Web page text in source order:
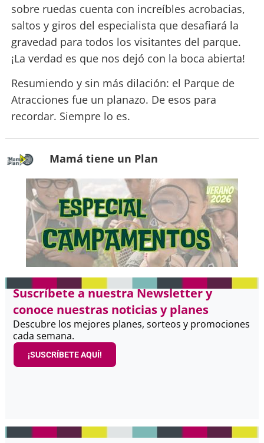
sobre ruedas cuenta con increíbles acrobacias,
saltos y giros del especialista que desafiará la
gravedad para todos los visitantes del parque.
¡La verdad es que nos dejó con la boca abierta!
Resumiendo y sin más dilación: el Parque de
Atracciones fue un planazo. De esos para
recordar. Siempre lo es.
Mamá tiene un Plan
Suscríbete a nuestra Newsletter y
conoce nuestras noticias y planes
Descubre los mejores planes, sorteos y promociones
cada semana.
¡SUSCRÍBETE AQUÍ!